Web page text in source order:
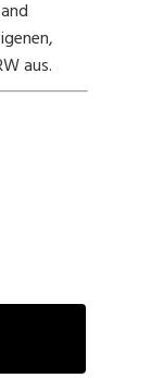
aus.